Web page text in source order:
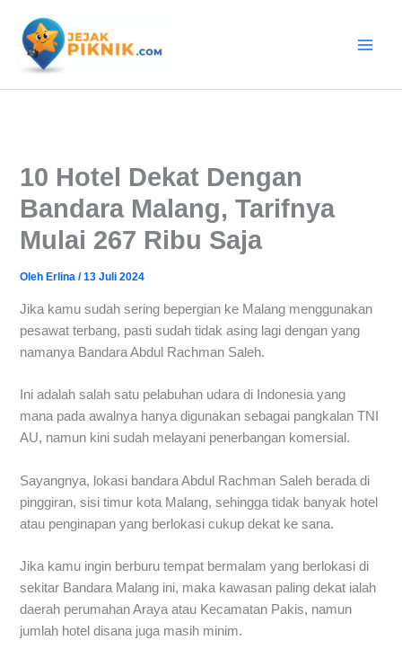
konten
10 Hotel Dekat Dengan
Bandara Malang, Tarifnya
Mulai 267 Ribu Saja
Oleh Erlina/13 Juli 2024
Jika kamu sudah sering bepergian ke Malang menggunakan
pesawat terbang, pasti sudah tidak asing lagi dengan yang
namanya Bandara Abdul Rachman Saleh.
Ini adalah salah satu pelabuhan udara di Indonesia yang
mana pada awalnya hanya digunakan sebagai pangkalan TNI
AU, namun kini sudah melayani penerbangan komersial.
Sayangnya, lokasi bandara Abdul Rachman Saleh berada di
pinggiran, sisi timur kota Malang, sehingga tidak banyak hotel
atau penginapan yang berlokasi cukup dekat ke sana.
Jika kamu ingin berburu tempat bermalam yang berlokasi di
sekitar Bandara Malang ini, maka kawasan paling dekat ialah
daerah perumahan Araya atau Kecamatan Pakis, namun
jumlah hotel disana juga masih minim.